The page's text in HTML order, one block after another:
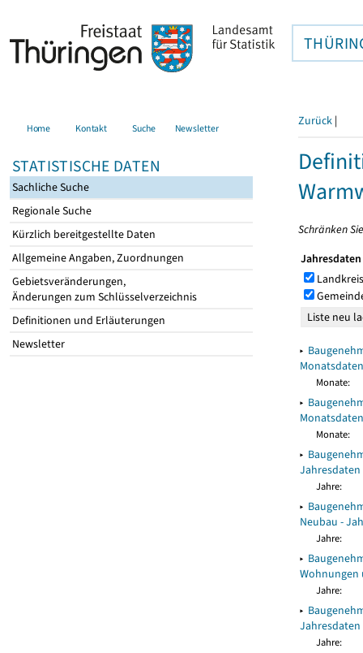
Home Kontakt Suche Newsletter
STATISTISCHE DATEN
Sachliche Suche
Regionale Suche
Kürzlich bereitgestellte Daten
Allgemeine Angaben, Zuordnungen
Gebietsveränderungen,
Änderungen zum Schlüsselverzeichnis
Definitionen und Erläuterungen
Newsletter
Zurück |
Schränken
Jahresdaten
▸
Monatsdaten
Monate:
▸
Monatsdaten
Monate:
▸
Jahresdaten
Jahre:
▸
Neubau -
Jahre:
▸
Wohnungen
Jahre:
▸
Jahresdaten
Jahre: